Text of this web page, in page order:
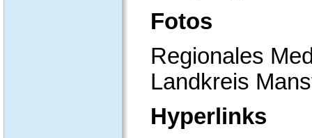
Fotos
Regionales
Landkreis
Hyperlinks